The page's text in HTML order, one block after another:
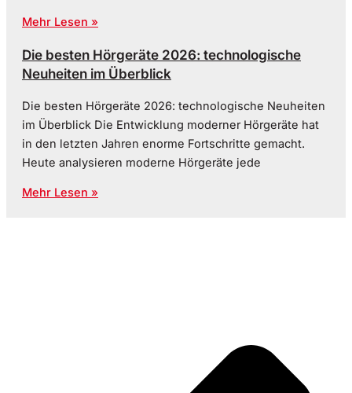
Mehr Lesen »
Die besten Hörgeräte 2026: technologische
Neuheiten im Überblick
Die besten Hörgeräte 2026: technologische Neuheiten
im Überblick Die Entwicklung moderner Hörgeräte hat
in den letzten Jahren enorme Fortschritte gemacht.
Heute analysieren moderne Hörgeräte jede
Mehr Lesen »